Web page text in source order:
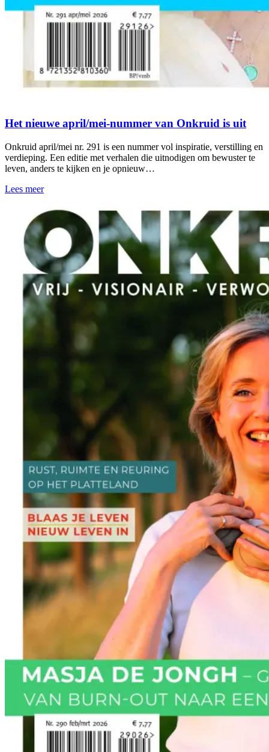
Het nieuwe april/mei-nummer van Onkruid is uit
Onkruid april/mei nr. 291 is een nummer vol inspiratie, verstilling en
verdieping. Een editie met verhalen die uitnodigen om bewuster te
leven, anders te kijken en je opnieuw…
Lees meer